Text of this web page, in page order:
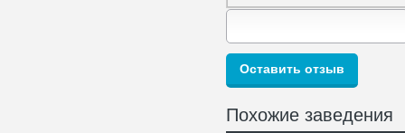
Похожие заведения